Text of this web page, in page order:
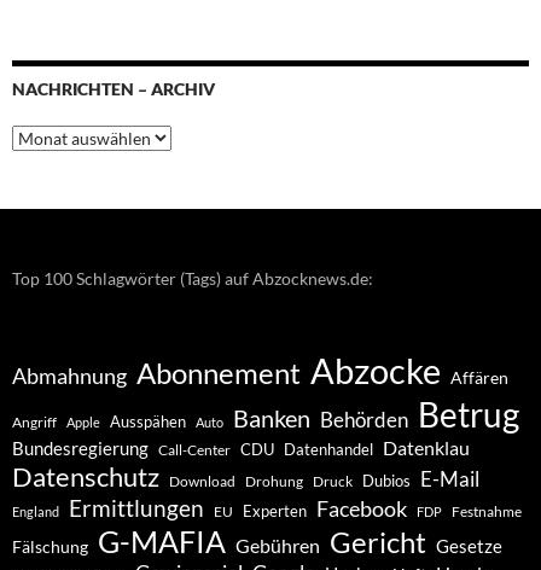
NACHRICHTEN – ARCHIV
Nachrichten
–
Top 100 Schlagwörter (Tags) auf Abzocknews.de:
Abmahnung Abonnement Abzocke Affären
Angriff Apple Ausspähen Auto Banken Behörden Betrug
Bundesregierung Call-Center CDU Datenhandel Datenklau
Datenschutz Download Drohung Druck Dubios E-Mail
England Ermittlungen EU Experten Facebook FDP Festnahme
Fälschung G-MAFIA Gebühren Gericht Gesetze